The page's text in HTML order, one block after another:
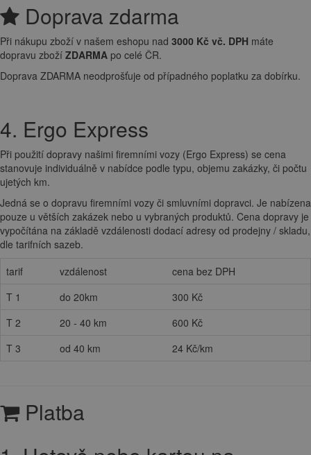
Doprava zdarma
Při nákupu zboží v našem eshopu nad 3000 Kč vč. DPH máte
dopravu zboží ZDARMA po celé ČR.
Doprava ZDARMA neodprošťuje od případného poplatku za dobírku.
4. Ergo Express
Při použití dopravy našimi firemními vozy (Ergo Express) se cena
stanovuje individuálně v nabídce podle typu, objemu zakázky, či počtu
ujetých km.
Jedná se o dopravu firemními vozy či smluvními dopravci. Je nabízena
pouze u větších zakázek nebo u vybraných produktů. Cena dopravy je
vypočítána na základě vzdálenosti dodací adresy od prodejny / skladu,
dle tarifních sazeb.
tarif
vzdálenost
cena bez DPH
T 1
do 20km
300 Kč
T 2
20 - 40 km
600 Kč
T 3
od 40 km 24 Kč/km
Platba